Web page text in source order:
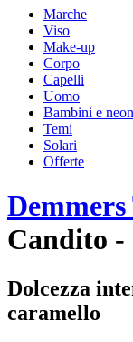
Marche
Viso
Make-up
Corpo
Capelli
Uomo
Bambini e
Temi
Solari
Offerte
Demmers
Candito -
Dolcezza
caramello